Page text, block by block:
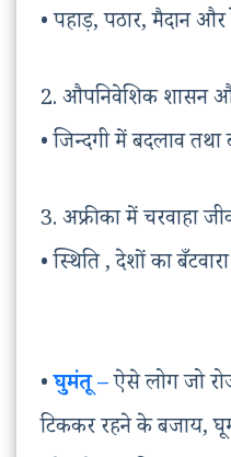
• पहाड़, पठार, मैदान और
2. औपनिवेशिक शासन
• जिन्दगी में बदलाव
3. अफ्रीका में चरवाहा
• स्थिति , देशों का बँटवारा
•घुमंतू –ऐसे लोग जो
टिककर रहने के बजाय,